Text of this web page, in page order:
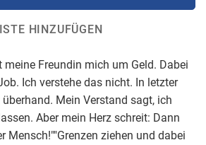
HINZUFÜGEN
meine Freundin mich um Geld. Dabei
Ich verstehe das nicht. In letzter
Mein Verstand sagt, ich
Aber mein Herz schreit: Dann
Mensch!""Grenzen ziehen und dabei